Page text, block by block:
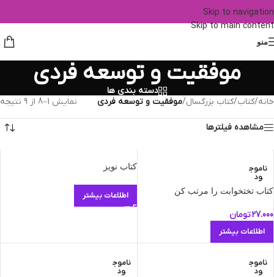
Skip to navigation
Skip to main content
منو
موفقیت و توسعه فردی
دسته بندی ها
خانه/کتاب/کتاب بزرگسال/موفقیت و توسعه فردی نمایش 1–8 از 9 نتیجه
مشاهده فیلترها
ناموج
ود
کتاب تختخوابت را مرتب کن
27.000تومان
اطلاعات بیشتر
کتاب نویز
اطلاعات بیشتر
ناموج
ود
ناموج
ود